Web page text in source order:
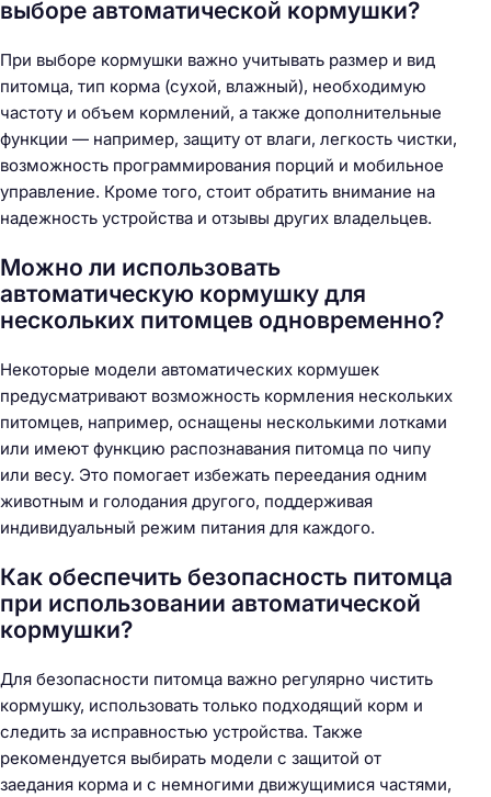
выборе автоматической кормушки?
При выборе кормушки важно учитывать размер и вид
питомца, тип корма (сухой, влажный), необходимую
частоту и объем кормлений, а также дополнительные
функции — например, защиту от влаги, легкость чистки,
возможность программирования порций и мобильное
управление. Кроме того, стоит обратить внимание на
надежность устройства и отзывы других владельцев.
Можно ли использовать
автоматическую кормушку для
нескольких питомцев одновременно?
Некоторые модели автоматических кормушек
предусматривают возможность кормления нескольких
питомцев, например, оснащены несколькими лотками
или имеют функцию распознавания питомца по чипу
или весу. Это помогает избежать переедания одним
животным и голодания другого, поддерживая
индивидуальный режим питания для каждого.
Как обеспечить безопасность питомца
при использовании автоматической
кормушки?
Для безопасности питомца важно регулярно чистить
кормушку, использовать только подходящий корм и
следить за исправностью устройства. Также
рекомендуется выбирать модели с защитой от
заедания корма и с немногими движущимися частями,